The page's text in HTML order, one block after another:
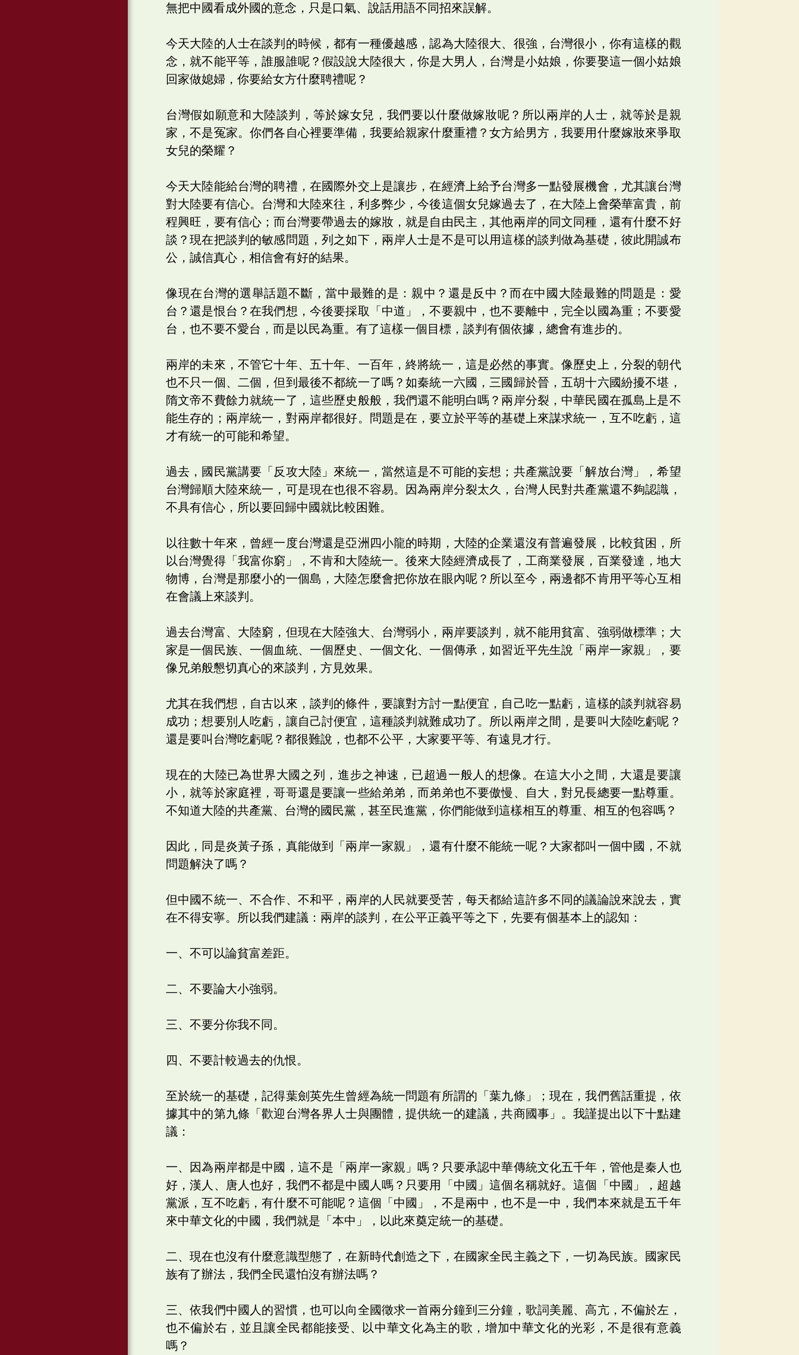
無把中國看成外國的意念，只是口氣、說話用語不同招來誤解。
今天大陸的人士在談判的時候，都有一種優越感，認為大陸很大、很強，台灣很小，你有這樣的觀
念，就不能平等，誰服誰呢？假設說大陸很大，你是大男人，台灣是小姑娘，你要娶這一個小姑娘
回家做媳婦，你要給女方什麼聘禮呢？
台灣假如願意和大陸談判，等於嫁女兒，我們要以什麼做嫁妝呢？所以兩岸的人士，就等於是親
家，不是冤家。你們各自心裡要準備，我要給親家什麼重禮？女方給男方，我要用什麼嫁妝來爭取
女兒的榮耀？
今天大陸能給台灣的聘禮，在國際外交上是讓步，在經濟上給予台灣多一點發展機會，尤其讓台灣
對大陸要有信心。台灣和大陸來往，利多弊少，今後這個女兒嫁過去了，在大陸上會榮華富貴，前
程興旺，要有信心；而台灣要帶過去的嫁妝，就是自由民主，其他兩岸的同文同種，還有什麼不好
談？現在把談判的敏感問題，列之如下，兩岸人士是不是可以用這樣的談判做為基礎，彼此開誠布
公，誠信真心，相信會有好的結果。
像現在台灣的選舉話題不斷，當中最難的是：親中？還是反中？而在中國大陸最難的問題是：愛
台？還是恨台？在我們想，今後要採取「中道」，不要親中，也不要離中，完全以國為重；不要愛
台，也不要不愛台，而是以民為重。有了這樣一個目標，談判有個依據，總會有進步的。
兩岸的未來，不管它十年、五十年、一百年，終將統一，這是必然的事實。像歷史上，分裂的朝代
也不只一個、二個，但到最後不都統一了嗎？如秦統一六國，三國歸於晉，五胡十六國紛擾不堪，
隋文帝不費餘力就統一了，這些歷史般般，我們還不能明白嗎？兩岸分裂，中華民國在孤島上是不
能生存的；兩岸統一，對兩岸都很好。問題是在，要立於平等的基礎上來謀求統一，互不吃虧，這
才有統一的可能和希望。
過去，國民黨講要「反攻大陸」來統一，當然這是不可能的妄想；共產黨說要「解放台灣」，希望
台灣歸順大陸來統一，可是現在也很不容易。因為兩岸分裂太久，台灣人民對共產黨還不夠認識，
不具有信心，所以要回歸中國就比較困難。
以往數十年來，曾經一度台灣還是亞洲四小龍的時期，大陸的企業還沒有普遍發展，比較貧困，所
以台灣覺得「我富你窮」，不肯和大陸統一。後來大陸經濟成長了，工商業發展，百業發達，地大
物博，台灣是那麼小的一個島，大陸怎麼會把你放在眼內呢？所以至今，兩邊都不肯用平等心互相
在會議上來談判。
過去台灣富、大陸窮，但現在大陸強大、台灣弱小，兩岸要談判，就不能用貧富、強弱做標準；大
家是一個民族、一個血統、一個歷史、一個文化、一個傳承，如習近平先生說「兩岸一家親」，要
像兄弟般懇切真心的來談判，方見效果。
尤其在我們想，自古以來，談判的條件，要讓對方討一點便宜，自己吃一點虧，這樣的談判就容易
成功；想要別人吃虧，讓自己討便宜，這種談判就難成功了。所以兩岸之間，是要叫大陸吃虧呢？
還是要叫台灣吃虧呢？都很難說，也都不公平，大家要平等、有遠見才行。
現在的大陸已為世界大國之列，進步之神速，已超過一般人的想像。在這大小之間，大還是要讓
小，就等於家庭裡，哥哥還是要讓一些給弟弟，而弟弟也不要傲慢、自大，對兄長總要一點尊重。
不知道大陸的共產黨、台灣的國民黨，甚至民進黨，你們能做到這樣相互的尊重、相互的包容嗎？
因此，同是炎黃子孫，真能做到「兩岸一家親」，還有什麼不能統一呢？大家都叫一個中國，不就
問題解決了嗎？
但中國不統一、不合作、不和平，兩岸的人民就要受苦，每天都給這許多不同的議論說來說去，實
在不得安寧。所以我們建議：兩岸的談判，在公平正義平等之下，先要有個基本上的認知：
一、不可以論貧富差距。
二、不要論大小強弱。
三、不要分你我不同。
四、不要計較過去的仇恨。
至於統一的基礎，記得葉劍英先生曾經為統一問題有所謂的「葉九條」；現在，我們舊話重提，依
據其中的第九條「歡迎台灣各界人士與團體，提供統一的建議，共商國事」。我謹提出以下十點建
議：
一、因為兩岸都是中國，這不是「兩岸一家親」嗎？只要承認中華傳統文化五千年，管他是秦人也
好，漢人、唐人也好，我們不都是中國人嗎？只要用「中國」這個名稱就好。這個「中國」，超越
黨派，互不吃虧，有什麼不可能呢？這個「中國」，不是兩中，也不是一中，我們本來就是五千年
來中華文化的中國，我們就是「本中」，以此來奠定統一的基礎。
二、現在也沒有什麼意識型態了，在新時代創造之下，在國家全民主義之下，一切為民族。國家民
族有了辦法，我們全民還怕沒有辦法嗎？
三、依我們中國人的習慣，也可以向全國徵求一首兩分鐘到三分鐘，歌詞美麗、高亢，不偏於左，
也不偏於右，並且讓全民都能接受、以中華文化為主的歌，增加中華文化的光彩，不是很有意義
嗎？